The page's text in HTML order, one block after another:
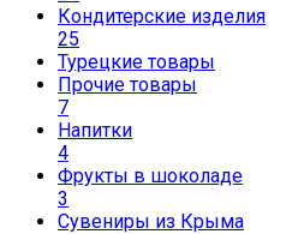
Кондитерские изделия
25
Турецкие товары
Прочие товары
7
Напитки
4
Фрукты в шоколаде
3
Сувениры из Крыма